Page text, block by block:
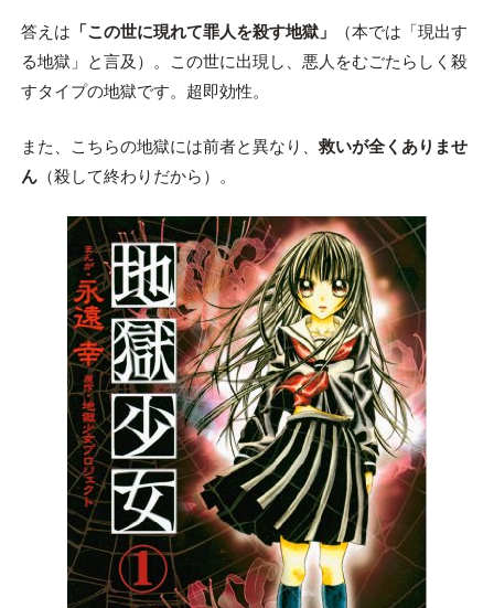
答えは 「この世に現れて罪人を殺す地獄」
（本では「現出す
る地獄」と言及）。この世に出現し、悪人をむごたらしく殺
すタイプの地獄です。超即効性。
また、こちらの地獄には前者と異なり、救いが全くありませ
ん（殺して終わりだから）。